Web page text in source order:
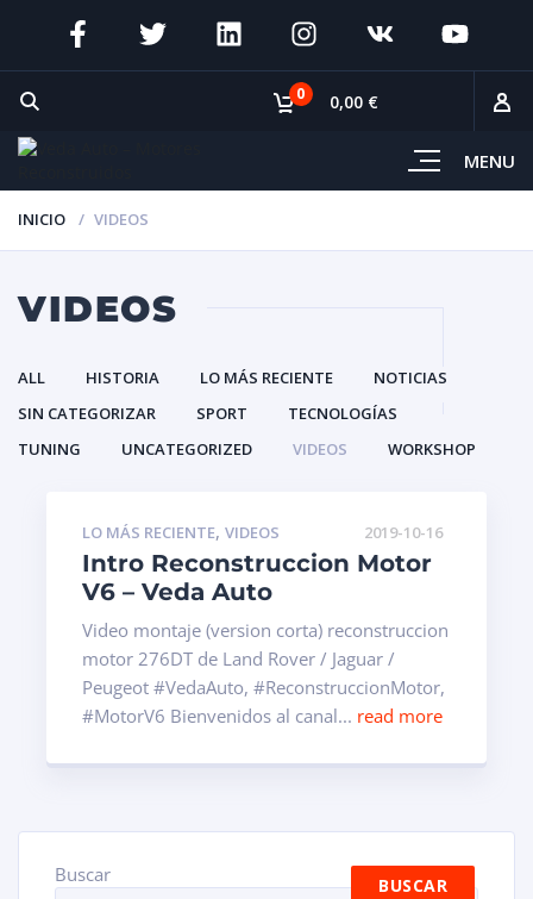
MENU
0 0,00 €
INICIO VIDEOS
VIDEOS
ALL HISTORIA LO MÁS RECIENTE
NOTICIAS
SIN CATEGORIZAR
SPORT
TECNOLOGÍAS
TUNING
UNCATEGORIZED VIDEOS WORKSHOP
LO MÁS RECIENTE, VIDEOS 2019-10-16
Intro Reconstruccion Motor
V6 – Veda Auto
Video montaje (version corta) reconstruccion
motor 276DT de Land Rover / Jaguar /
Peugeot #VedaAuto, #ReconstruccionMotor,
#MotorV6 Bienvenidos al canal... read more
Buscar BUSCAR